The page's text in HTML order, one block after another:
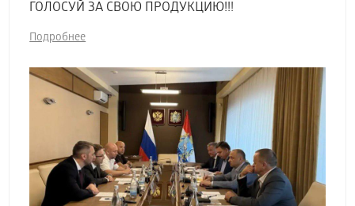
ГОЛОСУЙ ЗА СВОЮ ПРОДУКЦИЮ!!!
Подробнее